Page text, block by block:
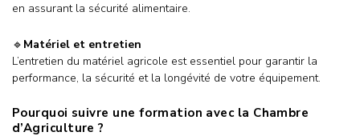
en assurant la sécurité alimentaire.
🔹 Matériel et entretien
L’entretien du matériel agricole est essentiel pour garantir la
performance, la sécurité et la longévité de votre équipement.
Pourquoi suivre une formation avec la Chambre
d’Agriculture ?